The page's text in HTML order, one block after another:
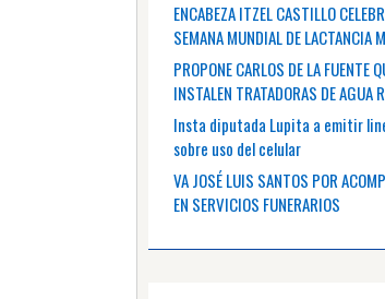
ENCABEZA ITZEL CASTILLO
SEMANA MUNDIAL DE LACTANCIA
PROPONE CARLOS DE LA FUENTE
INSTALEN TRATADORAS DE AGUA
Insta diputada Lupita a emitir
sobre uso del celular
VA JOSÉ LUIS SANTOS POR
EN SERVICIOS FUNERARIOS